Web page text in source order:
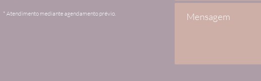
* Atendimento mediante agendamento prévio.